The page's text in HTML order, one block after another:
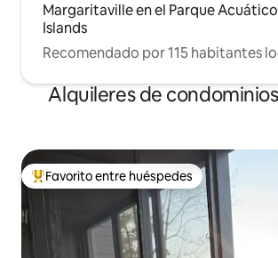
Margaritaville en el Parque
Islands
Recomendado por 115 habitantes
Alquileres de
De los mejores en Favorito entre huéspedes
Favorito entre huéspedes